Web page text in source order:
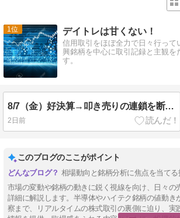
1 デイトレは甘くない！
信用取引をほぼ全力で日々行って
興銘柄を中心に取引記録と主観を
す。
8/7（金）好決算→叩き売りの連鎖を断ち切れ
2日前
このブログのここがポイント
相場動向と銘柄分析に焦点を当てる
市場の変動や銘柄の動きに鋭く視線を向け、日々の
詳細に解説します。半導体やハイテク銘柄の値動き
察まで、リアルタイムの株式取引の裏側に迫り、実